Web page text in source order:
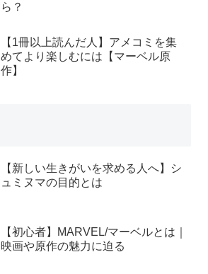
ら？
【1冊以上読んだ人】アメコミを集
めてより楽しむには【マーベル原
作】
【新しい生きがいを求める人へ】シ
ュミヌマの目的とは
【初心者】MARVEL/マーベルとは｜
映画や原作の魅力に迫る